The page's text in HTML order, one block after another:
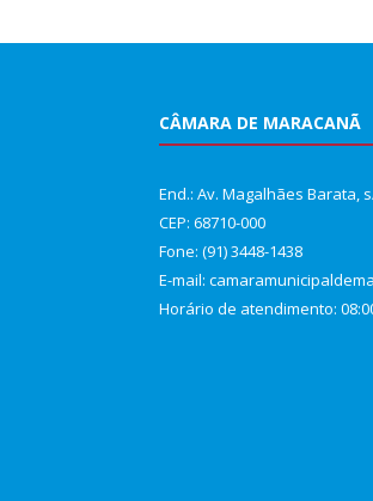
CÂMARA DE MARACANÃ
End.: Av. Magalhães Barata,
CEP: 68710-000
Fone: (91) 3448-1438
E-mail:
Horário de atendimento: